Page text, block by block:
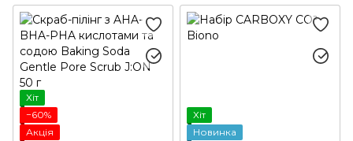
Хіт
−60%
Акція
Хіт
Новинка